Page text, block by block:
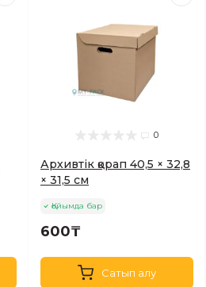
0
Архивтік қорап 40,5 × 32,8
× 31,5 см
Қойымда бар
600₸
Сатып алу